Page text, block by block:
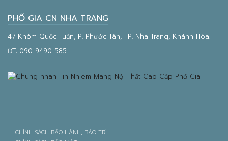
PHỐ GIA CN NHA TRANG
47 Khóm Quốc Tuấn, P. Phước Tân, TP. Nha Trang, Khánh Hòa.
ĐT: 090 9490 585
CHÍNH SÁCH BẢO HÀNH, BẢO TRÌ